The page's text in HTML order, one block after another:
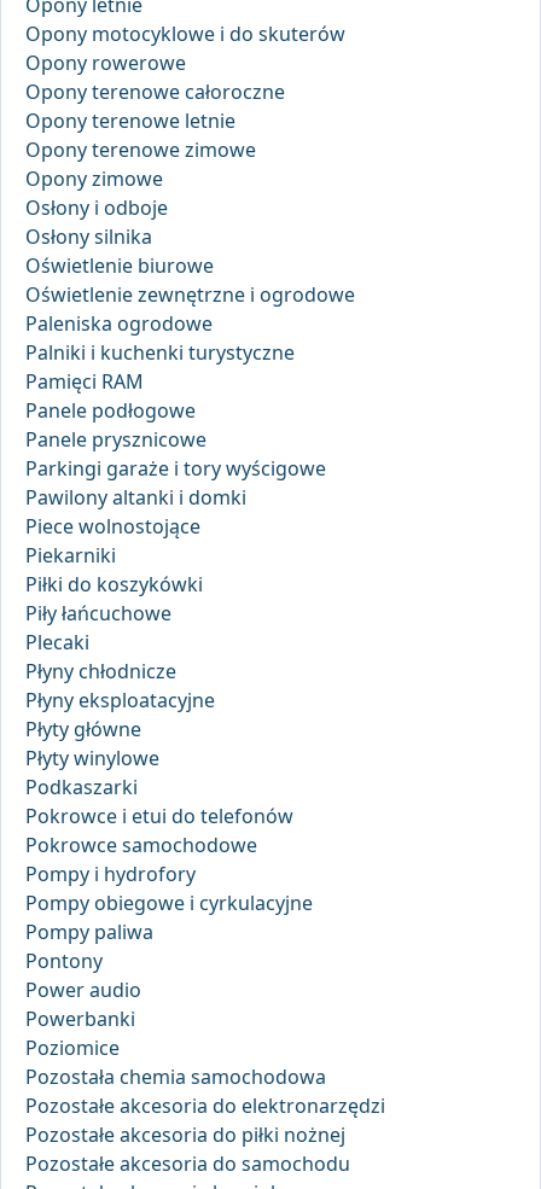
Opony motocyklowe i do skuterów
Opony rowerowe
Opony terenowe całoroczne
Opony terenowe letnie
Opony terenowe zimowe
Opony zimowe
Osłony i odboje
Osłony silnika
Oświetlenie biurowe
Oświetlenie zewnętrzne i ogrodowe
Paleniska ogrodowe
Palniki i kuchenki turystyczne
Pamięci RAM
Panele podłogowe
Panele prysznicowe
Parkingi garaże i tory wyścigowe
Pawilony altanki i domki
Piece wolnostojące
Piekarniki
Piłki do koszykówki
Piły łańcuchowe
Plecaki
Płyny chłodnicze
Płyny eksploatacyjne
Płyty główne
Płyty winylowe
Podkaszarki
Pokrowce i etui do telefonów
Pokrowce samochodowe
Pompy i hydrofory
Pompy obiegowe i cyrkulacyjne
Pompy paliwa
Pontony
Power audio
Powerbanki
Poziomice
Pozostała chemia samochodowa
Pozostałe akcesoria do elektronarzędzi
Pozostałe akcesoria do piłki nożnej
Pozostałe akcesoria do samochodu